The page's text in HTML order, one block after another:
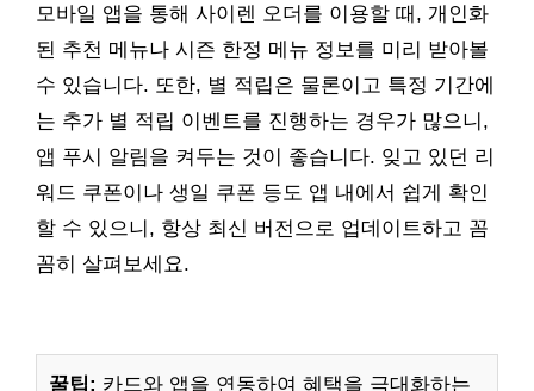
모바일 앱을 통해 사이렌 오더를 이용할 때, 개인화
된 추천 메뉴나 시즌 한정 메뉴 정보를 미리 받아볼
수 있습니다. 또한, 별 적립은 물론이고 특정 기간에
는 추가 별 적립 이벤트를 진행하는 경우가 많으니,
앱 푸시 알림을 켜두는 것이 좋습니다. 잊고 있던 리
워드 쿠폰이나 생일 쿠폰 등도 앱 내에서 쉽게 확인
할 수 있으니, 항상 최신 버전으로 업데이트하고 꼼
꼼히 살펴보세요.
꿀팁: 카드와 앱을 연동하여 혜택을 극대화하는